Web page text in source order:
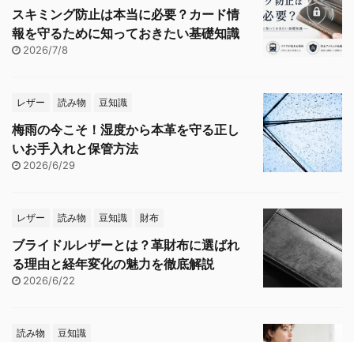
スキミング防止は本当に必要？カード情
報を守るために知っておきたい基礎知識
2026/7/8
レザー 読み物 豆知識
梅雨の今こそ！湿度から本革を守る正し
いお手入れと保管方法
2026/6/29
レザー 読み物 豆知識 財布
ブライドルレザーとは？革財布に選ばれ
る理由と経年変化の魅力を徹底解説
2026/6/22
読み物 豆知識